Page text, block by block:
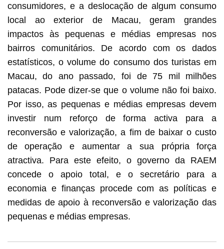
consumidores, e a deslocação de algum consumo
local ao exterior de Macau, geram grandes
impactos às pequenas e médias empresas nos
bairros comunitários. De acordo com os dados
estatísticos, o volume do consumo dos turistas em
Macau, do ano passado, foi de 75 mil milhões
patacas. Pode dizer-se que o volume não foi baixo.
Por isso, as pequenas e médias empresas devem
investir num reforço de forma activa para a
reconversão e valorização, a fim de baixar o custo
de operação e aumentar a sua própria força
atractiva. Para este efeito, o governo da RAEM
concede o apoio total, e o secretário para a
economia e finanças procede com as políticas e
medidas de apoio à reconversão e valorização das
pequenas e médias empresas.